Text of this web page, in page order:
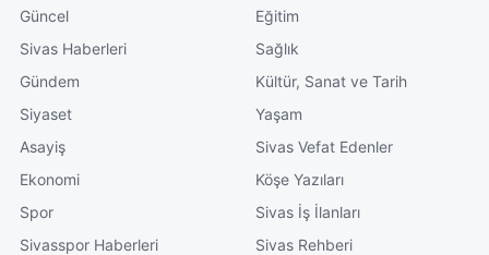
Güncel
Sivas Haberleri
Gündem
Siyaset
Asayiş
Ekonomi
Spor
Sivasspor Haberleri
Eğitim
Sağlık
Kültür, Sanat ve Tarih
Yaşam
Sivas Vefat Edenler
Köşe Yazıları
Sivas İş İlanları
Sivas Rehberi